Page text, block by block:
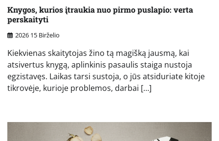
Knygos, kurios įtraukia nuo pirmo puslapio: verta
perskaityti
2026 15 Birželio
Kiekvienas skaitytojas žino tą magišką jausmą, kai
atsivertus knygą, aplinkinis pasaulis staiga nustoja
egzistavęs. Laikas tarsi sustoja, o jūs atsiduriate kitoje
tikrovėje, kurioje problemos, darbai […]